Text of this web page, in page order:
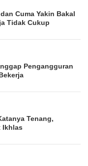
Cuma Yakin Bakal
Tidak Cukup
Pengangguran
Tenang,
Ikhlas